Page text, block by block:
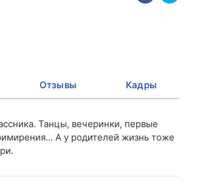
Отзывы Кадры
Танцы, вечеринки, первые
А у родителей жизнь тоже